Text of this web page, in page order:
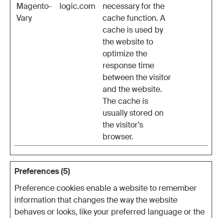
Magento-
Vary
logic.com
necessary for the
cache function. A
cache is used by
the website to
optimize the
response time
between the visitor
and the website.
The cache is
usually stored on
the visitor’s
browser.
Preferences (5)
Preference cookies enable a website to remember
information that changes the way the website
behaves or looks, like your preferred language or the